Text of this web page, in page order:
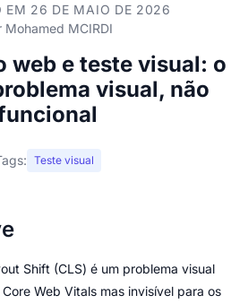
EM 26 DE MAIO DE 2026
Mohamed MCIRDI
web e teste visual: o
visual, não
Teste visual
Shift (CLS) é um problema visual
Web Vitals mas invisível para os